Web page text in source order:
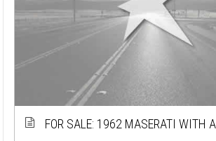
FOR SALE: 1962 MASERATI WITH